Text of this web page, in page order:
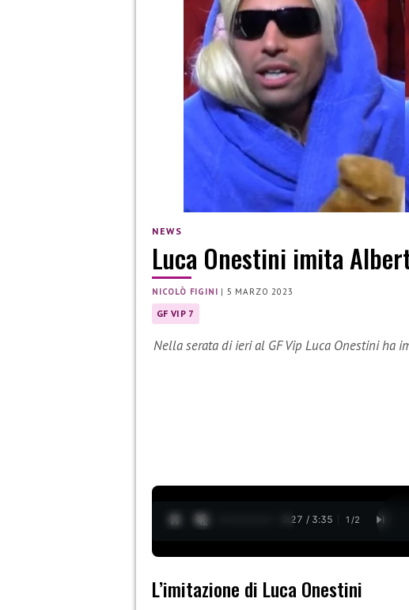
NEWS
Luca Onestini imita
NICOLÒ FIGINI | 5 MARZO 2023
GF VIP 7
Nella serata di ieri al GF Vip Luca Onestini ha
0:28 / 3:35 1 /2
L’imitazione di Luca Onestini